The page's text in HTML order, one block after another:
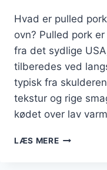
Hvad er pulled
ovn? Pulled pork
fra det sydlige
tilberedes ved
typisk fra
tekstur og rige
kødet over lav
LÆS MEREPULLED